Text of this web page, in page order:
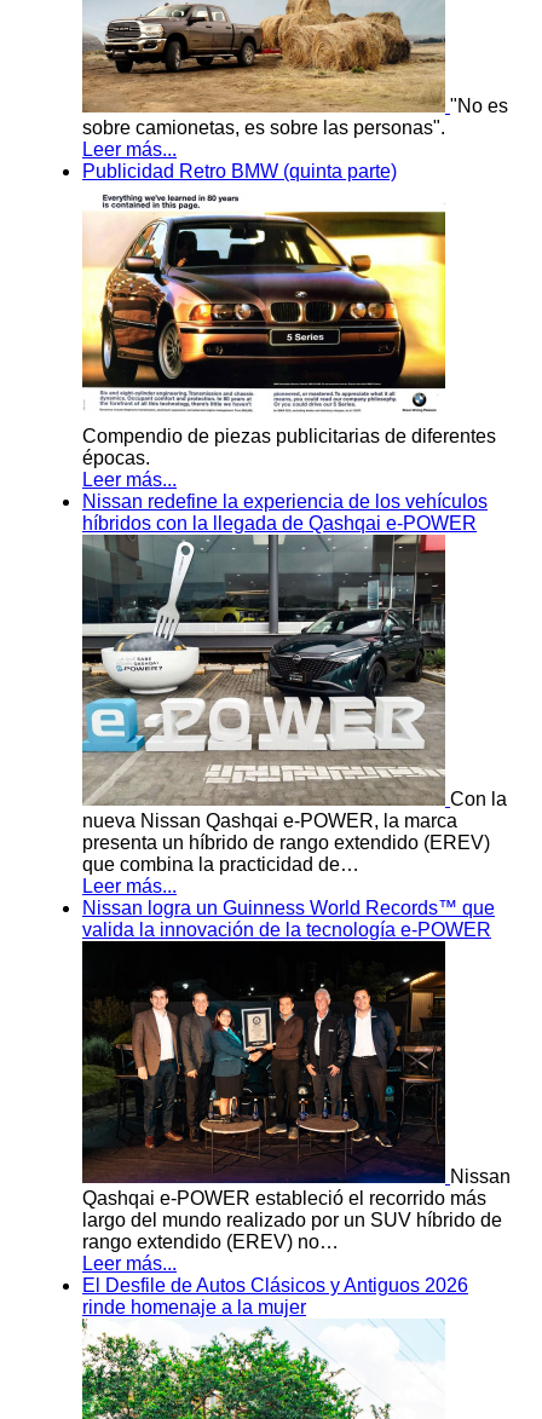
"No es
sobre camionetas, es sobre las personas".
Leer más...
Publicidad Retro BMW (quinta parte)
Compendio de piezas publicitarias de diferentes
épocas.
Leer más...
Nissan redefine la experiencia de los vehículos
híbridos con la llegada de Qashqai e-POWER
Con la
nueva Nissan Qashqai e-POWER, la marca
presenta un híbrido de rango extendido (EREV)
que combina la practicidad de…
Leer más...
Nissan logra un Guinness World Records™ que
valida la innovación de la tecnología e-POWER
Nissan
Qashqai e-POWER estableció el recorrido más
largo del mundo realizado por un SUV híbrido de
rango extendido (EREV) no…
Leer más...
El Desfile de Autos Clásicos y Antiguos 2026
rinde homenaje a la mujer